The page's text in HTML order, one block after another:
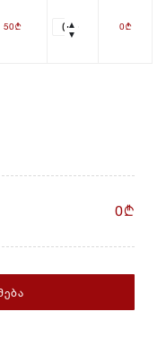
50b 0b
0b